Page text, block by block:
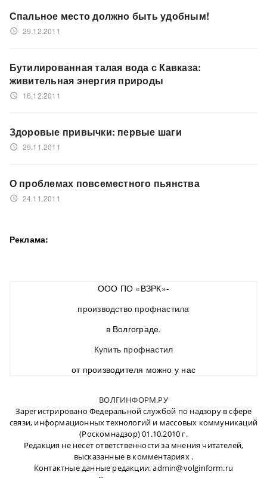
Спальное место должно быть удобным!
access_time 29.12.2011
Бутилированная талая вода с Кавказа:
живительная энергия природы
access_time 16.12.2011
Здоровые привычки: первые шаги
access_time 29.11.2011
О проблемах повсеместного пьянства
access_time 24.11.2011
Реклама:
ООО ПО «ВЗРК»-
производство профнастила
в Волгограде.
Купить профнастил
от производителя можно у нас
ВОЛГИНФОРМ.РУ
Зарегистрировано Федеральной службой по надзору в сфере
связи, информационных технологий и массовых коммуникаций
(Роскомнадзор) 01.10.2010 г.
Редакция не несет ответственности за мнения читателей,
высказанные в комментариях .
Контактные данные редакции: admin@volginform.ru